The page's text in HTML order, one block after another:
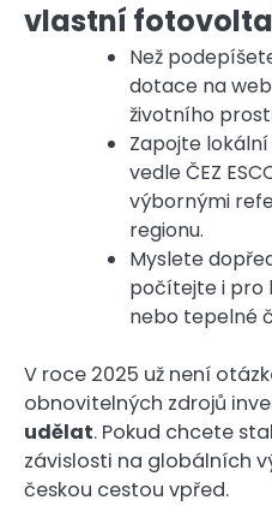
vlastní
Než
dotace na
životního
Zapojte
vedle ČEZ
výbornými
regionu.
Myslete
počítejte i pro
nebo tepelné
V roce 2025 už není
obnovitelných zdrojů
udělat. Pokud chcete
závislosti na globálních
českou cestou vpřed.